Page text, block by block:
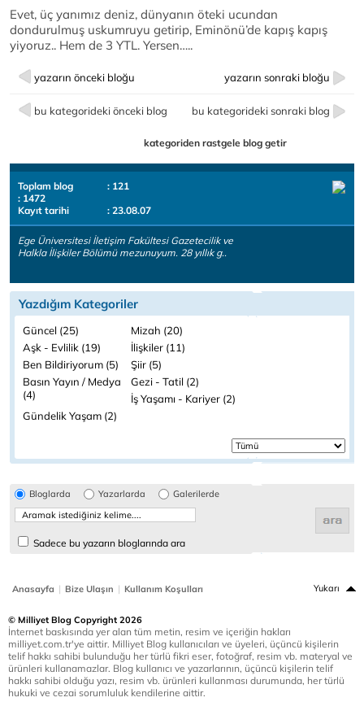
Evet, üç yanımız deniz, dünyanın öteki ucundan
dondurulmuş uskumruyu getirip, Eminönü’de kapış kapış
yiyoruz.. Hem de 3 YTL. Yersen…..
yazarın önceki bloğu yazarın sonraki bloğu
bu kategorideki önceki blog bu kategorideki sonraki blog
kategoriden rastgele blog getir
Toplam blog
: 121
: 1472
Kayıt tarihi
: 23.08.07
Ege Üniversitesi İletişim Fakültesi Gazetecilik ve
Halkla İlişkiler Bölümü mezunuyum. 28 yıllık g..
Yazdığım Kategoriler
Güncel (25)
Mizah (20)
Aşk - Evlilik (19)
İlişkiler (11)
Ben Bildiriyorum (5)
Şiir (5)
Basın Yayın / Medya
(4)
Gezi - Tatil (2)
İş Yaşamı - Kariyer (2)
Gündelik Yaşam (2)
Bloglarda Yazarlarda Galerilerde
Sadece bu yazarın bloglarında ara
Anasayfa | Bize Ulaşın | Kullanım Koşulları Yukarı
© Milliyet Blog Copyright 2026
İnternet baskısında yer alan tüm metin, resim ve içeriğin hakları
milliyet.com.tr'ye aittir. Milliyet Blog kullanıcıları ve üyeleri, üçüncü kişilerin
telif hakkı sahibi bulunduğu her türlü fikri eser, fotoğraf, resim vb. materyal ve
ürünleri kullanamazlar. Blog kullanıcı ve yazarlarının, üçüncü kişilerin telif
hakkı sahibi olduğu yazı, resim vb. ürünleri kullanması durumunda, her türlü
hukuki ve cezai sorumluluk kendilerine aittir.